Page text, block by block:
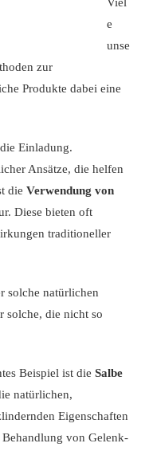
e
unse
zur
Produkte dabei eine
Einladung.
Ansätze, die helfen
dieVerwendung von
Diese bieten oft
traditioneller
solche natürlichen
solche, die nicht so
Beispiel ist dieSalbe
natürlichen,
Eigenschaften
von Gelenk-